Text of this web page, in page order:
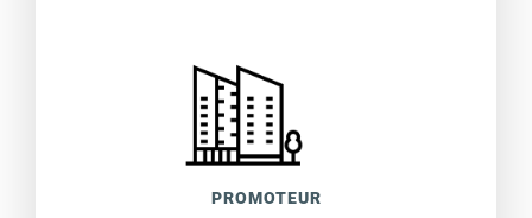
PROMOTEUR